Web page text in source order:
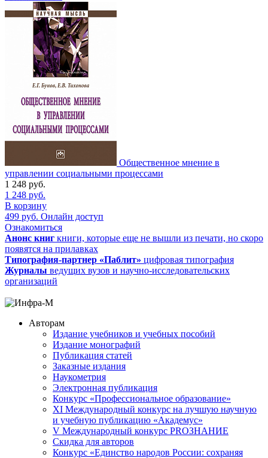
Общественное мнение в
управлении социальными процессами
1 248 руб.
1 248 руб.
В корзину
499 руб. Онлайн доступ
Ознакомиться
Анонс книг книги, которые еще не вышли из печати, но скоро
появятся на прилавках
Типография-партнер «Паблит» цифровая типография
Журналы ведущих вузов и научно-исследовательских
организаций
Авторам
Издание учебников и учебных пособий
Издание монографий
Публикация статей
Заказные издания
Наукометрия
Электронная публикация
Конкурс «Профессиональное образование»
XI Международный конкурс на лучшую научную
и учебную публикацию «Академус»
V Международный конкурс PROЗНАНИЕ
Скидка для авторов
Конкурс «Единство народов России: сохраняя